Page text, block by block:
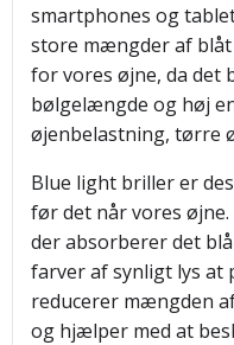
smartphones og
store mængder af
for vores øjne, da det
bølgelængde og høj
øjenbelastning, tørre
Blue light briller er
før det når vores
der absorberer det
farver af synligt lys at
reducerer mængden
og hjælper med at